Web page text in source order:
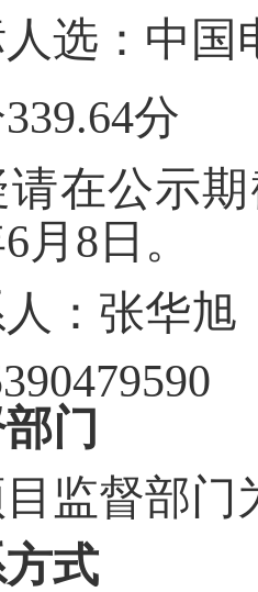
选：中国
339.64分
在公示
月8日。
： 张华旭
门
监督部门
式